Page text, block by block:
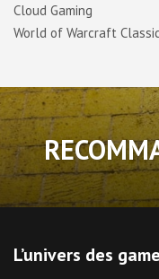
Cloud Gaming
World of Warcraft Classic
L’univers des